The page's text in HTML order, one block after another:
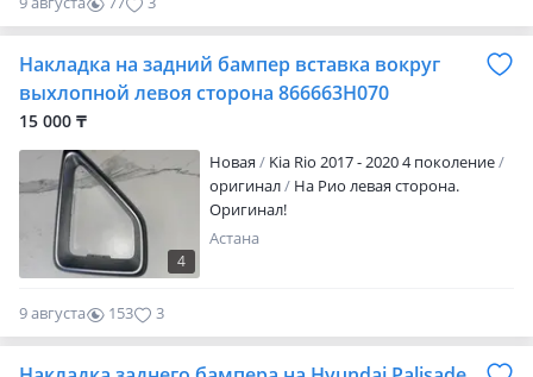
Накладка на задний бампер вставка вокруг
выхлопной левоя сторона 866663H070
15 000 ₸
4
Новая
Kia Rio 2017 - 2020 4 поколение
оригинал
На Рио левая сторона.
Оригинал!
Астана
9 августа 153 3